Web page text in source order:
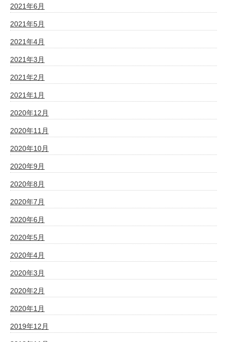
2021年6月
2021年5月
2021年4月
2021年3月
2021年2月
2021年1月
2020年12月
2020年11月
2020年10月
2020年9月
2020年8月
2020年7月
2020年6月
2020年5月
2020年4月
2020年3月
2020年2月
2020年1月
2019年12月